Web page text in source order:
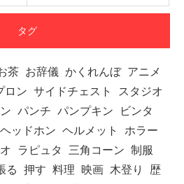
タグ
茶 お辞儀 かくれんぼ アニメ
ロン サイドチェスト
スタジオ
パンチ パンプキン
ビンタ
ヘッドホン ヘルメット
ホラー
ラピュタ 三角コーン 制服
る 押す 料理 映画 木登り
歴